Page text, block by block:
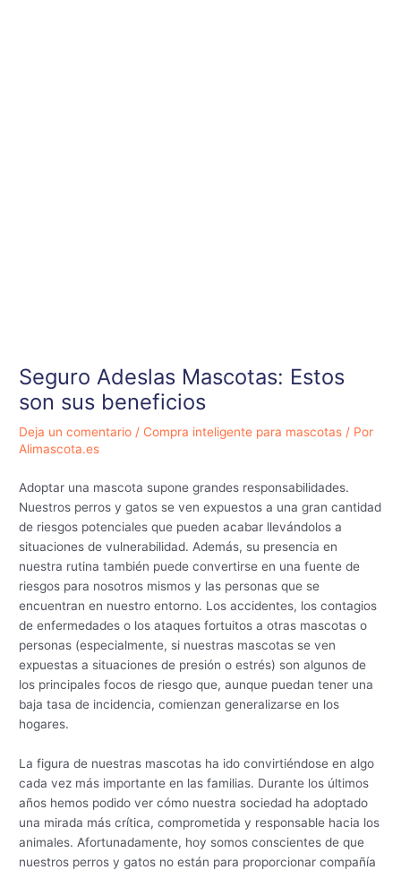
Seguro Adeslas Mascotas: Estos
son sus beneficios
Deja un comentario / Compra inteligente para mascotas / Por
Alimascota.es
Adoptar una mascota supone grandes responsabilidades.
Nuestros perros y gatos se ven expuestos a una gran cantidad
de riesgos potenciales que pueden acabar llevándolos a
situaciones de vulnerabilidad. Además, su presencia en
nuestra rutina también puede convertirse en una fuente de
riesgos para nosotros mismos y las personas que se
encuentran en nuestro entorno. Los accidentes, los contagios
de enfermedades o los ataques fortuitos a otras mascotas o
personas (especialmente, si nuestras mascotas se ven
expuestas a situaciones de presión o estrés) son algunos de
los principales focos de riesgo que, aunque puedan tener una
baja tasa de incidencia, comienzan generalizarse en los
hogares.
La figura de nuestras mascotas ha ido convirtiéndose en algo
cada vez más importante en las familias. Durante los últimos
años hemos podido ver cómo nuestra sociedad ha adoptado
una mirada más crítica, comprometida y responsable hacia los
animales. Afortunadamente, hoy somos conscientes de que
nuestros perros y gatos no están para proporcionar compañía